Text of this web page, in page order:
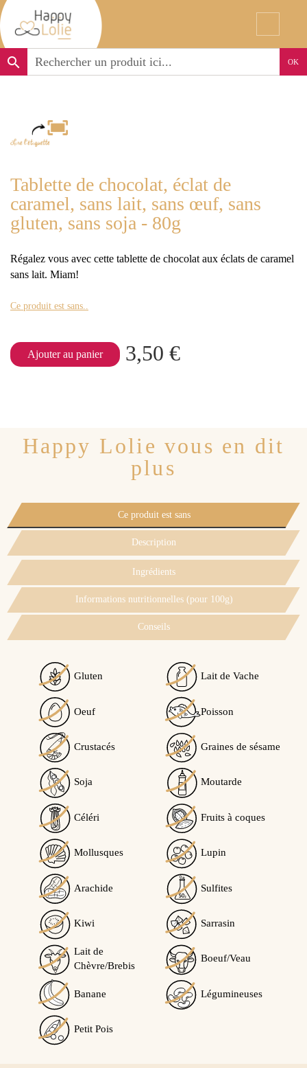
search OK
Tablette de chocolat, éclat de
caramel, sans lait, sans œuf, sans
gluten, sans soja - 80g
Régalez vous avec cette tablette de chocolat aux éclats de caramel
sans lait. Miam!
Ce produit est sans..
Ajouter au panier 3,50 €
Happy Lolie vous en dit
plus
Ce produit est sans
Description
Ingrédients
Informations nutritionnelles (pour 100g)
Conseils
Ce produit peut contenir des traces de...
Traces éventuelles
Gluten Lait de Vache
Oeuf Poisson
Crustacés Graines de sésame
Soja Moutarde
Céléri Fruits à coques
Mollusques Lupin
Arachide Sulfites
Kiwi Sarrasin
Lait de
Chèvre/Brebis
Boeuf/Veau
Banane Légumineuses
Petit Pois